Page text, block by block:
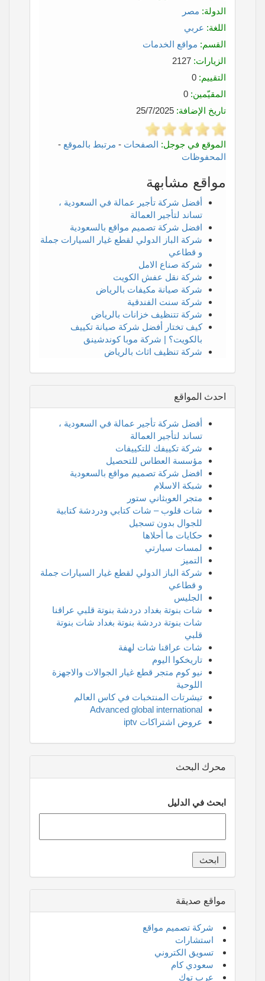
الدولة: مصر
اللغة: عربي
القسم: مواقع الخدمات
الزيارات:
التقييم:
المقيّمين:
تاريخ الإضافة:
الموقع في جوجل: الصفحات - مرتبط بالموقع -
المحفوظات
مواقع مشابهة
أفضل شركة تأجير عمالة في السعودية ،
تساند لتأجير العمالة
افضل شركة تصميم مواقع بالسعودية
شركة الباز الدولي لقطع غيار السيارات جملة
و قطاعي
شركة صناع الامل
شركة نقل عفش الكويت
شركة صيانة مكيفات بالرياض
شركة سنت الفندقية
شركة تتنظيف خزانات بالرياض
كيف تختار أفضل شركة صيانة تكييف
بالكويت؟ | شركة موبا كوندشينق
شركة تنظيف اثاث بالرياض
احدث المواقع
أفضل شركة تأجير عمالة في السعودية ،
تساند لتأجير العمالة
شركة تكييفك للتكييفات
مؤسسة العطاس للتحصيل
افضل شركة تصميم مواقع بالسعودية
شبكة الاسلام
متجر العوبثاني ستور
شات قلوب – شات كتابي ودردشة كتابية
للجوال بدون تسجيل
حكايات ما أحلاها
لمسات سيارتي
التميز
شركة الباز الدولي لقطع غيار السيارات جملة
و قطاعي
الجليس
شات بنوتة بغداد دردشة بنوتة قلبي عراقنا
شات بنوتة دردشة بنوتة بغداد شات بنوتة
قلبي
شات عراقنا شات لهفة
تاريخكوا اليوم
نيو كوم متجر قطع غيار الجوالات والاجهزة
اللوحية
تيشرتات المنتخبات في كاس العالم
Advanced global international
عروض اشتراكات iptv
محرك البحث
ابحث في الدليل
مواقع صديقة
شركة تصميم مواقع
استشارات
تسويق الكتروني
سعودي كام
عرب توك